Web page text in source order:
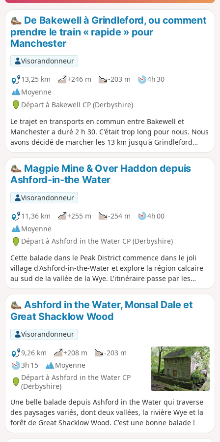
De Bakewell à Grindleford, ou comment
prendre le train « rapide » pour
Manchester
Visorandonneur
13,25 km
+246 m -203 m
4h 30
Moyenne
Départ à Bakewell CP (Derbyshire)
Le trajet en transports en commun entre Bakewell et
Manchester a duré 2 h 30. C'était trop long pour nous. Nous
avons décidé de marcher les 13 km jusqu'à Grindleford
(3h30 de marche) et de prendre le train à partir de là (1
heure jusqu'à Manchester Piccadilly). Le départ est un peu
abrupt, le tronçon le long de la rivière est magnifique et il y
a un pub à 5 minutes de la gare, si vous avez raté votre
train (ou si vous êtes en avance pour le suivant)...
Magpie Mine & Over Haddon depuis
Ashford-in-the Water
Visorandonneur
11,36 km
+255 m -254 m
4h 00
Moyenne
Départ à Ashford in the Water CP (Derbyshire)
Cette balade dans le Peak District commence dans le joli
village d'Ashford-in-the-Water et explore la région calcaire
au sud de la vallée de la Wye. L'itinéraire passe par les
vestiges de la mine Magpie, le village d'Over Haddon et
emprunte principalement des chemins de campagne.
Ashford in the Water, Monsal Dale et
Great Shacklow Wood
Visorandonneur
9,26 km
+208 m
-203 m
3h 15
Moyenne
Départ à Ashford in the Water CP
(Derbyshire)
Une belle balade depuis Ashford in the Water qui traverse
des paysages variés, dont deux vallées, la rivière Wye et la
forêt de Great Shacklow Wood. C'est une bonne balade !